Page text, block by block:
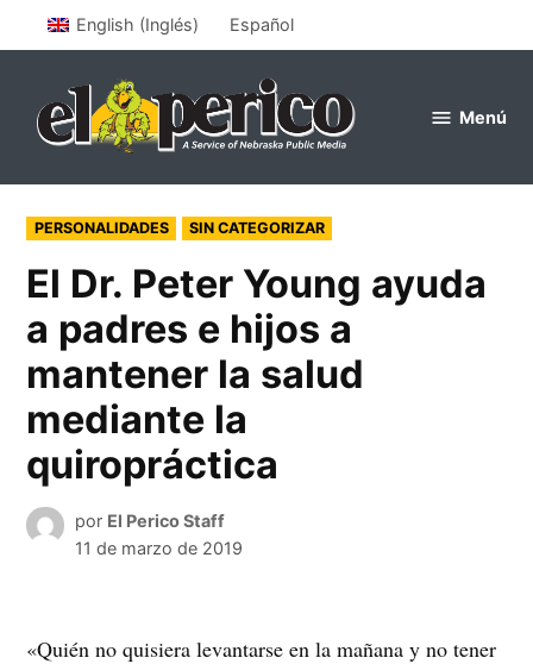
Saltar
al
contenido
English (Inglés) Español
Menú
PUBLICADO
EN
PERSONALIDADES SIN CATEGORIZAR
El Dr. Peter Young ayuda
a padres e hijos a
mantener la salud
mediante la
quiropráctica
por El Perico Staff
11 de marzo de 2019
«Quién no quisiera levantarse en la mañana y no tener